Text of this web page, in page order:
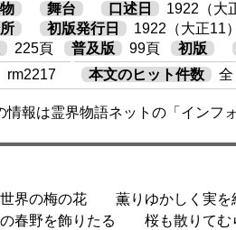
舞台 口述日 1922（大
初版発行日 1922（大正11
225頁 普及版 99頁 初版
rm2217 本文のヒット件数 全
情報は霊界物語ネットの「インフ
界の梅の花 薫りゆかしく実を
春野を飾りたる 桜も散りてむ